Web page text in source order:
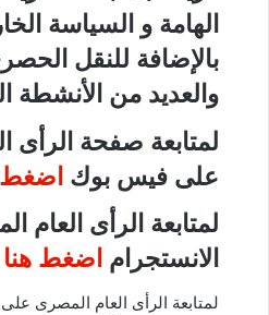
الهامة و السياسة
بالإضافة للنقل
والعديد من الأنشطة
لمتابعة صفحة الرأى
على فيس بوك اضغط
لمتابعة الرأى العام
الانستجرام اضغط هنا
لمتابعة الرأى العام المصرى